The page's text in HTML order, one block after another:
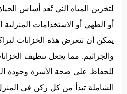
لتخزين المياه التي تُعد أساس
أو الطهي أو الاستخدامات
يمكن أن تتعرض هذه الخزانات
والجراثيم. مما يجعل تنظيف
للحفاظ على صحة الأسرة وجودة
الشاملة تبدأ من كل ركن في